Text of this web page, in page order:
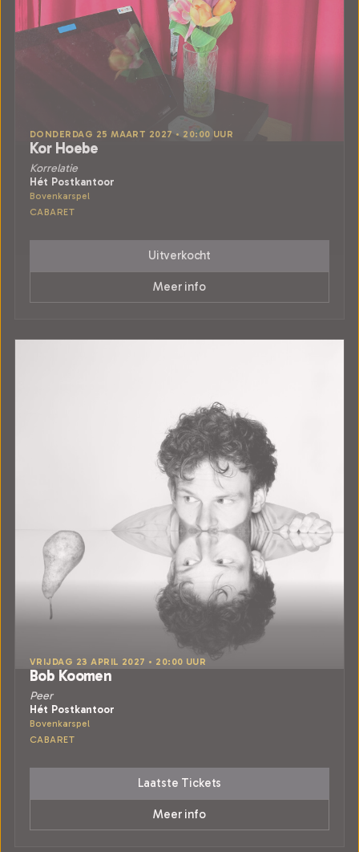
DONDERDAG 25 MAART 2027 • 20:00 UUR
Kor Hoebe
Korrelatie
Hét Postkantoor
Bovenkarspel
CABARET
Uitverkocht
Meer info
VRIJDAG 23 APRIL 2027 • 20:00 UUR
Bob Koomen
Peer
Hét Postkantoor
Bovenkarspel
CABARET
Laatste Tickets
Meer info